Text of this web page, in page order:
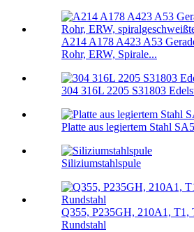
A214 A178 A423 A53
Rohr, ERW, Spirale...
304 316L 2205 S31803
Platte aus legiertem Stahl
Siliziumstahlspule
Q355, P235GH, 210A1, T1,
Rundstahl